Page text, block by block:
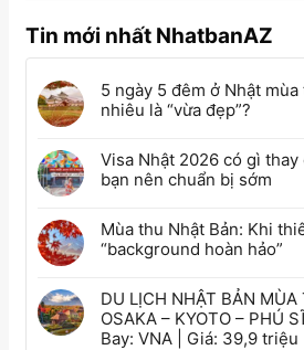
Tin mới nhất NhatbanAZ
5 ngày 5 đêm ở Nhật
nhiêu là “vừa đẹp”?
Visa Nhật 2026 có gì
bạn nên chuẩn bị sớm
Mùa thu Nhật Bản: Khi
“background hoàn hảo”
DU LỊCH NHẬT BẢN MÙA
OSAKA – KYOTO – PHÚ
Bay: VNA | Giá: 39,9 triệu